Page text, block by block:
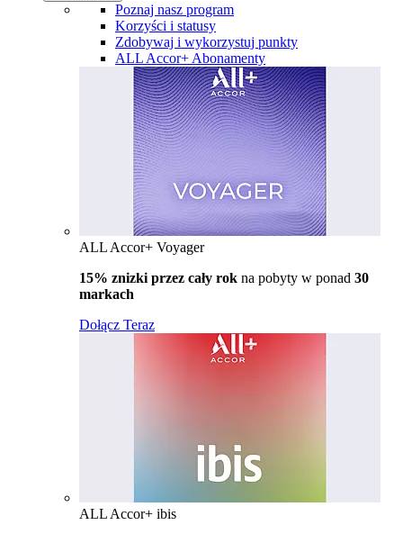
Poznaj nasz program
Korzyści i statusy
Zdobywaj i wykorzystuj punkty
ALL Accor+ Abonamenty
ALL Accor+ Voyager
15% znizki przez cały rok na pobyty w ponad 30
markach
Dołącz Teraz
ALL Accor+ ibis